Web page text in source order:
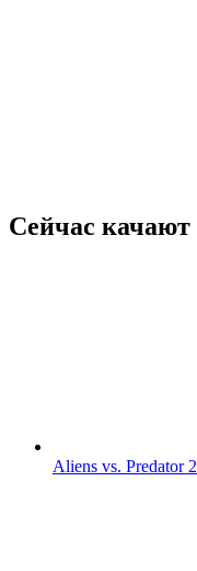
Сейчас качают
Aliens vs. Predator 2